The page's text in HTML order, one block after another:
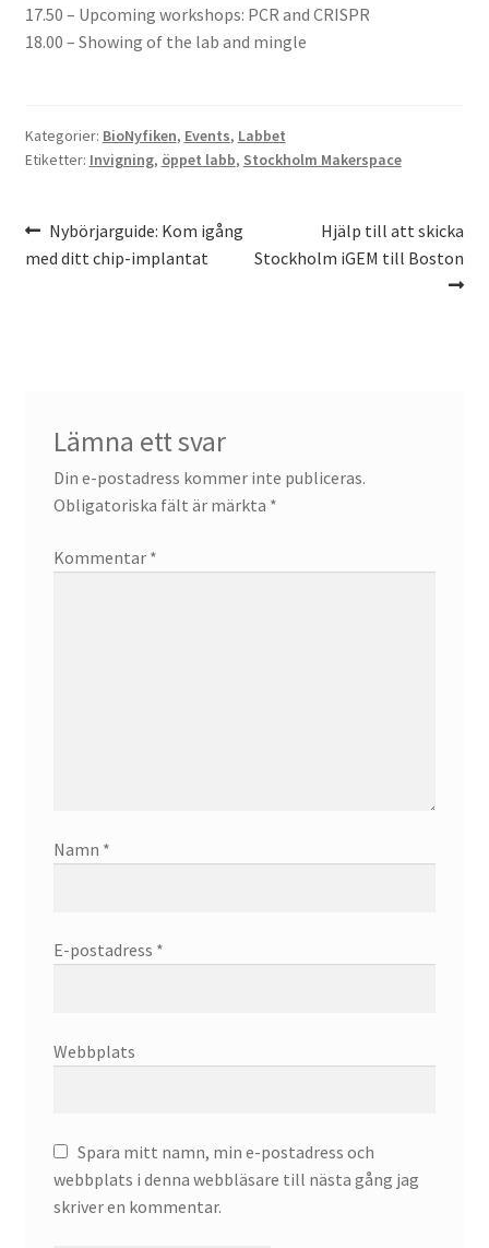
Varukorg
Webbutik
17.50 – Upcoming workshops: PCR and CRISPR
18.00 – Showing of the lab and mingle
Kategorier: BioNyfiken, Events, Labbet
Etiketter: Invigning, öppet labb, Stockholm Makerspace
Inläggsnavigering
Föregående
inlägg:
Nybörjarguide: Kom igång
med ditt chip-implantat
Nästa
inlägg:
Hjälp till att skicka
Stockholm iGEM till Boston
Lämna ett svar
Din e-postadress kommer inte publiceras.
Obligatoriska fält är märkta *
Kommentar *
Namn *
E-postadress *
Webbplats
Spara mitt namn, min e-postadress och
webbplats i denna webbläsare till nästa gång jag
skriver en kommentar.